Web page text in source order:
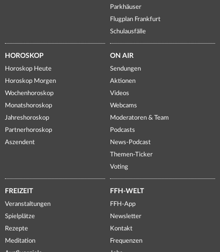
Parkhäuser
Flugplan Frankfurt
Schulausfälle
HOROSKOP
Horoskop Heute
Horoskop Morgen
Wochenhoroskop
Monatshoroskop
Jahreshoroskop
Partnerhoroskop
Aszendent
ON AIR
Sendungen
Aktionen
Videos
Webcams
Moderatoren & Team
Podcasts
News-Podcast
Themen-Ticker
Voting
FREIZEIT
Veranstaltungen
Spielplätze
Rezepte
Meditation
FFH-WELT
FFH-App
Newsletter
Kontakt
Frequenzen